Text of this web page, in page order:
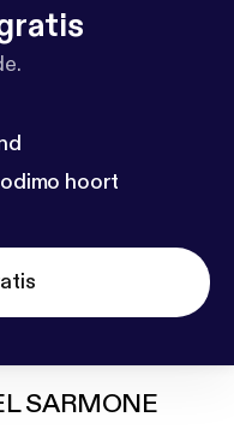
hoort
SARMONE